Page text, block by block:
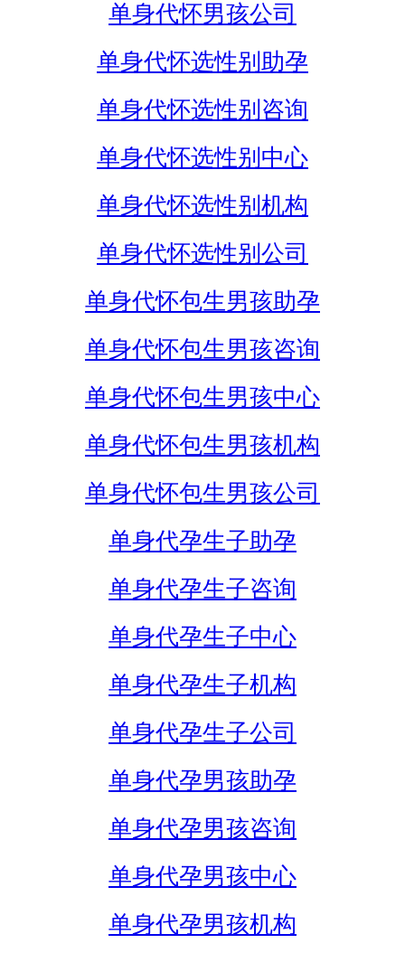
单身代怀男孩公司
单身代怀选性别助孕
单身代怀选性别咨询
单身代怀选性别中心
单身代怀选性别机构
单身代怀选性别公司
单身代怀包生男孩助孕
单身代怀包生男孩咨询
单身代怀包生男孩中心
单身代怀包生男孩机构
单身代怀包生男孩公司
单身代孕生子助孕
单身代孕生子咨询
单身代孕生子中心
单身代孕生子机构
单身代孕生子公司
单身代孕男孩助孕
单身代孕男孩咨询
单身代孕男孩中心
单身代孕男孩机构